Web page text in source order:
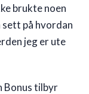
brukte noen
på hvordan
jeg er ute
Bonus tilbyr